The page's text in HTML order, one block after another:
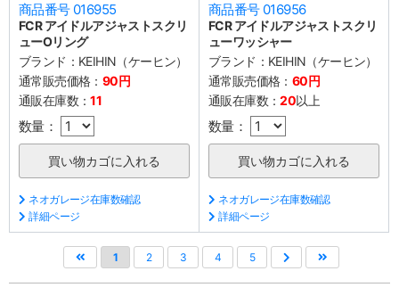
商品番号 016955
FCR アイドルアジャストスクリ
ューOリング
ブランド： KEIHIN（ケーヒン）
通常販売価格： 90円
通販在庫数：11
数量：
ネオガレージ在庫数確認
詳細ページ
商品番号 016956
FCR アイドルアジャストスクリ
ューワッシャー
ブランド： KEIHIN（ケーヒン）
通常販売価格： 60円
通販在庫数：20以上
数量：
ネオガレージ在庫数確認
詳細ページ
1 2 3 4 5